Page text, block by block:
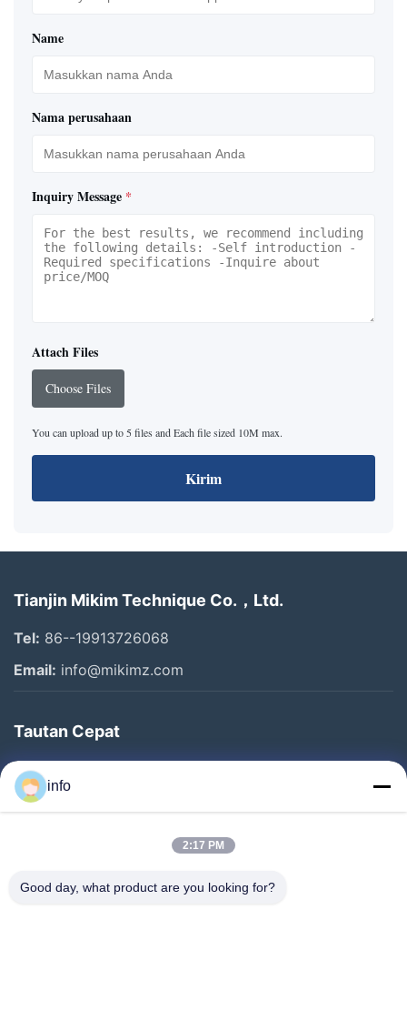
Name
Nama perusahaan
Inquiry Message *
Attach Files
Choose Files
You can upload up to 5 files and Each file sized 10M max.
Kirim
Tianjin Mikim Technique Co.，Ltd.
Tel: 86--19913726068
Email: info@mikimz.com
Tautan Cepat
Rumah
Produk
Tur Pabrik
info
2:17 PM
Good day, what product are you looking for?